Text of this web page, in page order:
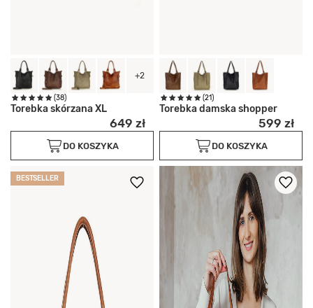
+2
(38)
Torebka skórzana XL
649 zł
DO KOSZYKA
(21)
Torebka damska shopper
599 zł
DO KOSZYKA
BESTSELLER